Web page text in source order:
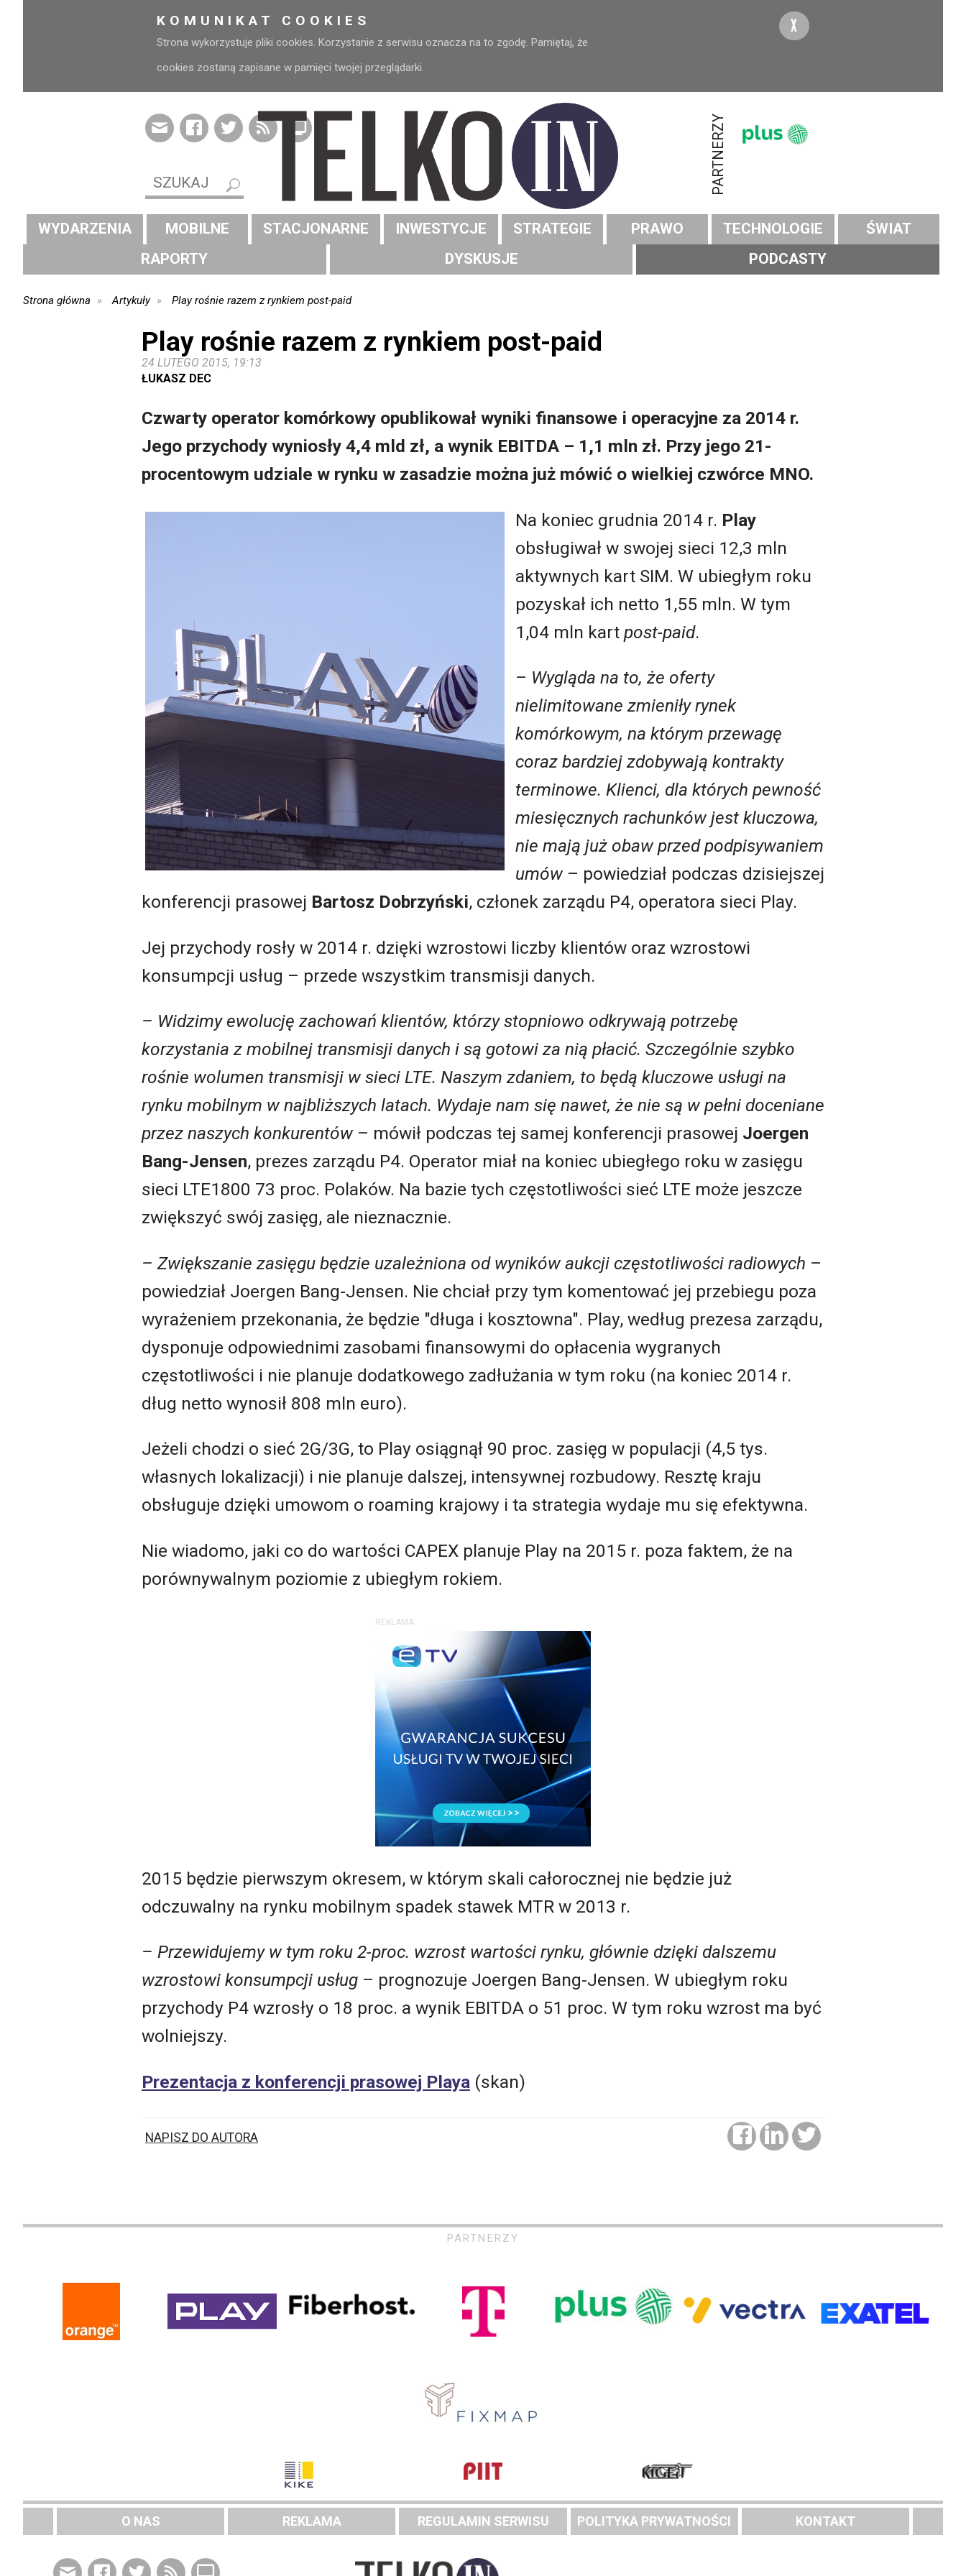
KOMUNIKAT COOKIES
Strona wykorzystuje pliki cookies. Korzystanie z serwisu oznacza na to zgodę. Pamiętaj, że
cookies zostaną zapisane w pamięci twojej przeglądarki.
X
PARTNERZY
WYDARZENIA MOBILNE STACJONARNE INWESTYCJE STRATEGIE PRAWO TECHNOLOGIE
ŚWIAT
RAPORTY
DYSKUSJE PODCASTY
Strona główna Artykuły Play rośnie razem z rynkiem post-paid
Play rośnie razem z rynkiem post-paid
24 LUTEGO 2015, 19:13
ŁUKASZ DEC
Czwarty operator komórkowy opublikował wyniki finansowe i operacyjne za 2014 r.
Jego przychody wyniosły 4,4 mld zł, a wynik EBITDA – 1,1 mln zł. Przy jego 21-
procentowym udziale w rynku w zasadzie można już mówić o wielkiej czwórce MNO.
Na koniec grudnia 2014 r. Play
obsługiwał w swojej sieci 12,3 mln
aktywnych kart SIM. W ubiegłym roku
pozyskał ich netto 1,55 mln. W tym
1,04 mln kart post-paid.
– Wygląda na to, że oferty
nielimitowane zmieniły rynek
komórkowym, na którym przewagę
coraz bardziej zdobywają kontrakty
terminowe. Klienci, dla których pewność
miesięcznych rachunków jest kluczowa,
nie mają już obaw przed podpisywaniem
umów –­ powiedział podczas dzisiejszej
konferencji prasowej Bartosz Dobrzyński, członek zarządu P4, operatora sieci Play.
Jej przychody rosły w 2014 r. dzięki wzrostowi liczby klientów oraz wzrostowi
konsumpcji usług – przede wszystkim transmisji danych.
– Widzimy ewolucję zachowań klientów, którzy stopniowo odkrywają potrzebę
korzystania z mobilnej transmisji danych i są gotowi za nią płacić. Szczególnie szybko
rośnie wolumen transmisji w sieci LTE. Naszym zdaniem, to będą kluczowe usługi na
rynku mobilnym w najbliższych latach. Wydaje nam się nawet, że nie są w pełni doceniane
przez naszych konkurentów– mówił podczas tej samej konferencji prasowej Joergen
Bang-Jensen, prezes zarządu P4. Operator miał na koniec ubiegłego roku w zasięgu
sieci LTE1800 73 proc. Polaków. Na bazie tych częstotliwości sieć LTE może jeszcze
zwiększyć swój zasięg, ale nieznacznie.
– Zwiększanie zasięgu będzie uzależniona od wyników aukcji częstotliwości radiowych –
powiedział Joergen Bang-Jensen. Nie chciał przy tym komentować jej przebiegu poza
wyrażeniem przekonania, że będzie "długa i kosztowna". Play, według prezesa zarządu,
dysponuje odpowiednimi zasobami finansowymi do opłacenia wygranych
częstotliwości i nie planuje dodatkowego zadłużania w tym roku (na koniec 2014 r.
dług netto wynosił 808 mln euro).
Jeżeli chodzi o sieć 2G/3G, to Play osiągnął 90 proc. zasięg w populacji (4,5 tys.
własnych lokalizacji) i nie planuje dalszej, intensywnej rozbudowy. Resztę kraju
obsługuje dzięki umowom o roaming krajowy i ta strategia wydaje mu się efektywna.
Nie wiadomo, jaki co do wartości CAPEX planuje Play na 2015 r. poza faktem, że na
porównywalnym poziomie z ubiegłym rokiem.
REKLAMA
2015 będzie pierwszym okresem, w którym skali całorocznej nie będzie już
odczuwalny na rynku mobilnym spadek stawek MTR w 2013 r.
– Przewidujemy w tym roku 2-proc. wzrost wartości rynku, głównie dzięki dalszemu
wzrostowi konsumpcji usług – prognozuje Joergen Bang-Jensen. W ubiegłym roku
przychody P4 wzrosły o 18 proc. a wynik EBITDA o 51 proc. W tym roku wzrost ma być
wolniejszy.
Prezentacja z konferencji prasowej Playa (skan)
NAPISZ DO AUTORA
PARTNERZY
O NAS REKLAMA REGULAMIN SERWISU POLITYKA PRYWATNOŚCI KONTAKT